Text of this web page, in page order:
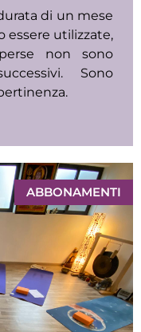
di un mese
essere utilizzate,
non sono
Sono
ABBONAMENTI